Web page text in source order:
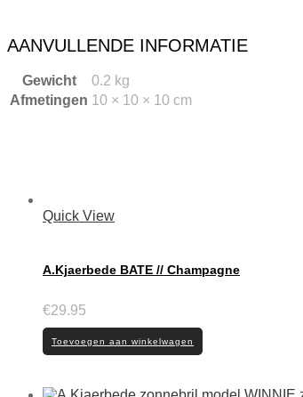
AANVULLENDE INFORMATIE
Gewicht
0.2 kg
Afmetingen 10 × 10 × 10 cm
Quick View
A.Kjaerbede BATE // Champagne
€29.95
Toevoegen aan winkelwagen